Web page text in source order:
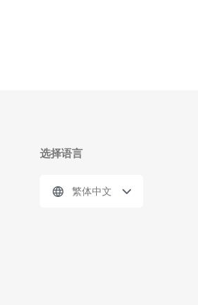
选择语言
繁体中文